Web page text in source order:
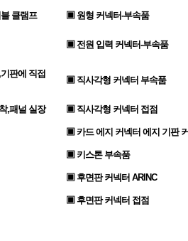
클램프 ▣ 원형 커넥터-부속품
▣ 전원 입력 커넥터-부속품
판에 직접
▣ 직사각형 커넥터 부속품
,패널 실장 ▣ 직사각형 커넥터 접점
▣ 카드 에지 커넥터 에지 기판
▣ 키스톤 부속품
▣ 후면판 커넥터 ARINC
▣ 후면판 커넥터 접점